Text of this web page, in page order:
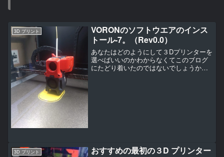
3D プリント
VORONのソフトウエアのインス
トール-7。（Rev0.0）
あなたはどのようにして３Dプリンターを
選べばいいのかわからなくてこのブログ
にたどり着いたのではないでしょうか。
3D プリント おすすめの最初の３D プリンター